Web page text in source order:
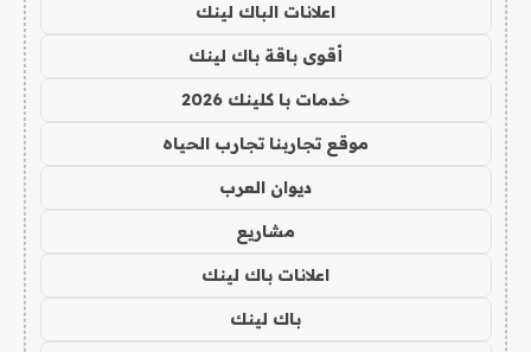
اعلانات الباك لينك
أقوى باقة باك لينك
خدمات با كلينك 2026
موقع تجاربنا تجارب الحياه
ديوان العرب
مشاريع
اعلانات باك لينك
باك لينك